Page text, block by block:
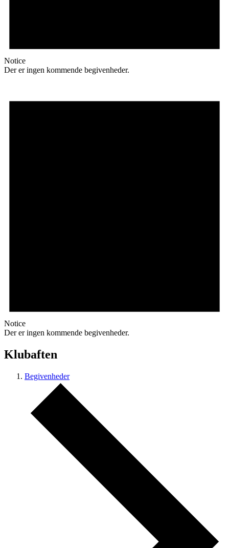
Notice
Der er ingen kommende begivenheder.
Notice
Der er ingen kommende begivenheder.
Klubaften
Begivenheder